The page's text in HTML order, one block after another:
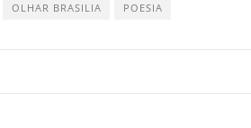
OLHAR BRASILIA POESIA